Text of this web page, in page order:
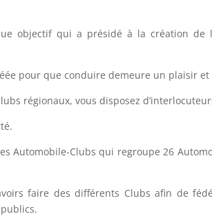
objectif qui a présidé à la création de
pour que conduire demeure un plaisir
régionaux, vous disposez
Automobile-Clubs qui regroupe 26
faire des différents Clubs afin de